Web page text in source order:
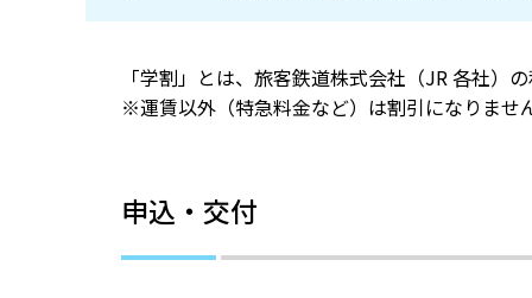
「学割」とは、旅客鉄道株式会社（JR 各社）
※運賃以外（特急料金など）は割引になりませ
申込・交付